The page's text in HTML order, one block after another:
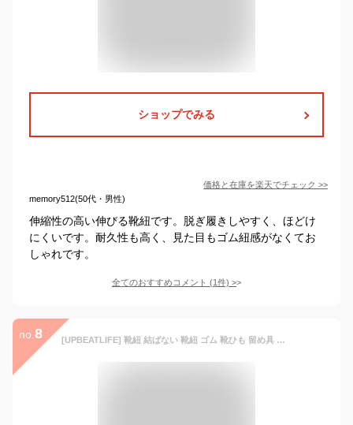
ショップでみる
価格と在庫を楽天でチェック >>
memory512(50代・男性)
伸縮性の高い伸びる靴紐です。脱ぎ履きしやすく、ほどけ
にくいです。耐久性も高く、見た目もゴム紐感がなくてお
しゃれです。
全てのおすすめコメント (1件) >
no. 8 [UPBEATLIFE] 靴紐 結ばない 靴紐 ゴム 靴ひも 留め具 シューレース ほどけない 簡単取り付け 伸びる靴紐 結ばない靴紐 子供 ローカット